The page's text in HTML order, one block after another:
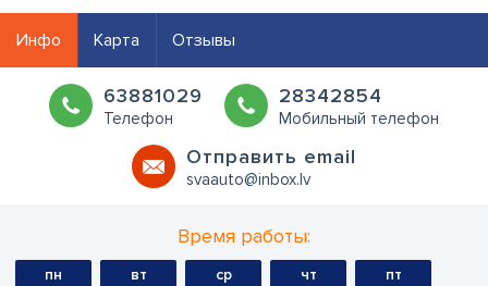
Инфо Карта Отзывы
63881029
Телефон
28342854
Мобильный телефон
Oтправить email
svaauto@inbox.lv
Время работы:
пн вт ср чт пт